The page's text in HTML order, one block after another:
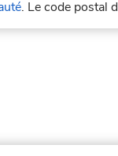
. Le code postal